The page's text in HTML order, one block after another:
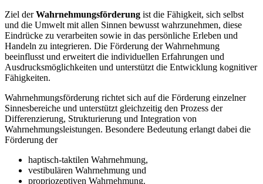
Ziel derWahrnehmungsförderung ist die Fähigkeit, sich selbst
und die Umwelt mit allen Sinnen bewusst wahrzunehmen, diese
Eindrücke zu verarbeiten sowie in das persönliche Erleben und
Handeln zu integrieren. Die Förderung der Wahrnehmung
beeinflusst und erweitert die individuellen Erfahrungen und
Ausdrucksmöglichkeiten und unterstützt die Entwicklung kognitiver
Fähigkeiten.
Wahrnehmungsförderung richtet sich auf die Förderung einzelner
Sinnesbereiche und unterstützt gleichzeitig den Prozess der
Differenzierung, Strukturierung und Integration von
Wahrnehmungsleistungen. Besondere Bedeutung erlangt dabei die
Förderung der
haptisch-taktilen Wahrnehmung,
vestibulären Wahrnehmung und
propriozeptiven Wahrnehmung.